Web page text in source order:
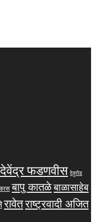
देवेंद्र फडणवीस देहुरोड
बापु कातळेबाळासाहेब
रावेतराष्ट्रवादी अजित